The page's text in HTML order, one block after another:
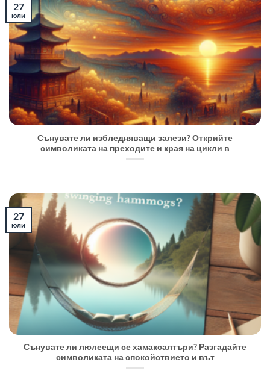
Сънувате ли избледняващи залези? Открийте
символиката на преходите и края на цикли в
27
юли
Сънувате ли люлеещи се хамаксалтъри? Разгадайте
символиката на спокойствието и вът
27
юли